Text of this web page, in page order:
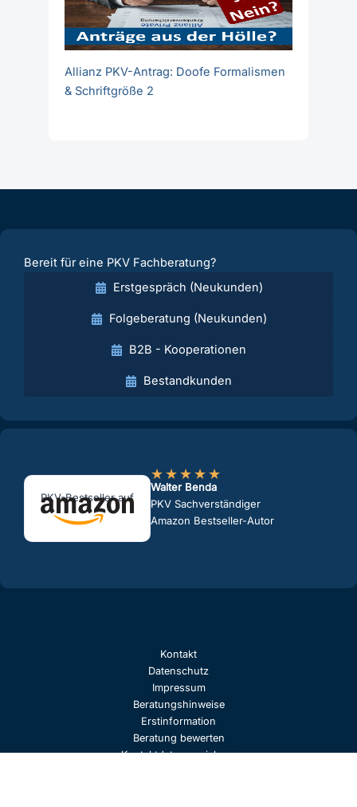
Allianz PKV-Antrag: Doofe Formalismen
& Schriftgröße 2
Bereit für eine PKV Fachberatung?
Erstgespräch (Neukunden)
Folgeberatung (Neukunden)
B2B - Kooperationen
Bestandkunden
PKV-Bestseller auf
★★★★★
Walter Benda
PKV Sachverständiger
Amazon Bestseller-Autor
Kontakt
Datenschutz
Impressum
Beratungshinweise
Erstinformation
Beratung bewerten
Kontaktdaten speichern